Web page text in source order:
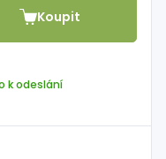
Koupit
k odeslání